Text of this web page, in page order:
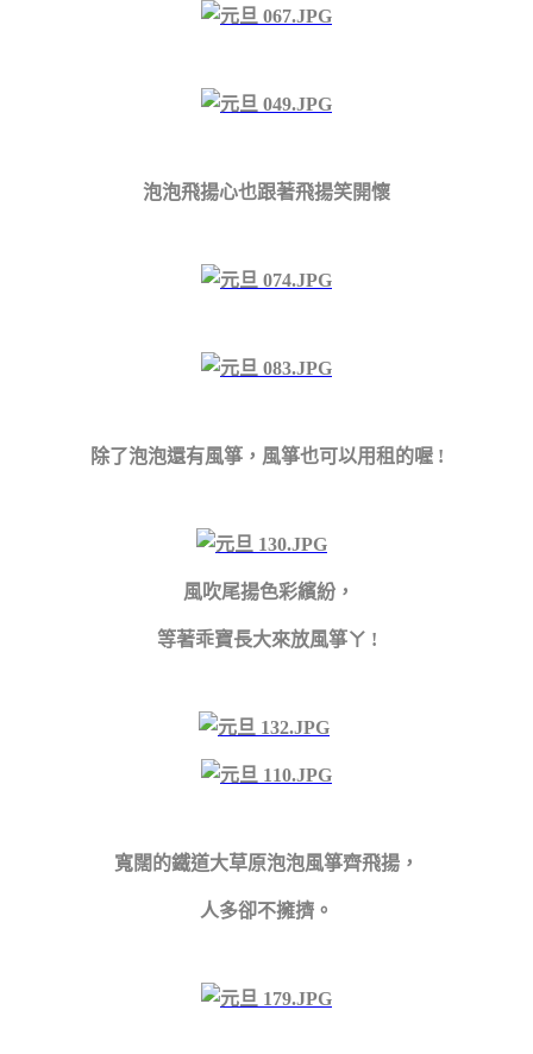
泡泡飛揚心也跟著飛揚笑開懷
除了泡泡還有風箏，風箏也可以用租的喔 !
風吹尾揚色彩繽紛，
等著乖寶長大來放風箏ㄚ !
寬闊的鐵道大草原泡泡風箏齊飛揚，
人多卻不擁擠 。